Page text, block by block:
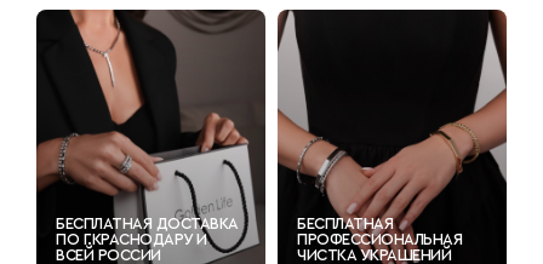
БЕСПЛАТНАЯ ДОСТАВКА
ПО Г.КРАСНОДАРУ И
ВСЕЙ РОССИИ
БЕСПЛАТНАЯ
ПРОФЕССИОНАЛЬНАЯ
ЧИСТКА УКРАШЕНИЙ